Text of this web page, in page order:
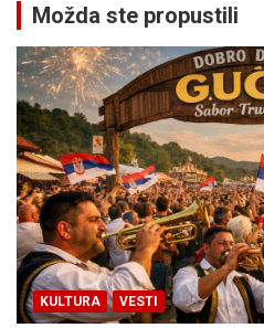
Možda ste propustili
KULTURA VESTI